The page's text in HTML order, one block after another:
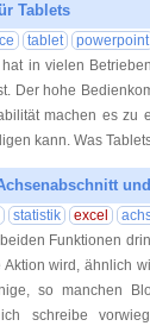
Tablets
tablet powerpoint
hat in vielen
Der hohe
machen es zu
kann. Was
statistik excel
Funktionen
Aktion wird, ähnlich
so manchen
ich schreibe